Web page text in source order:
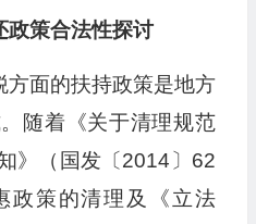
政策合法性探讨
方面的扶持政策是地方
随着《关于清理规范
》（国发〔2014〕62
政策的清理及《立法